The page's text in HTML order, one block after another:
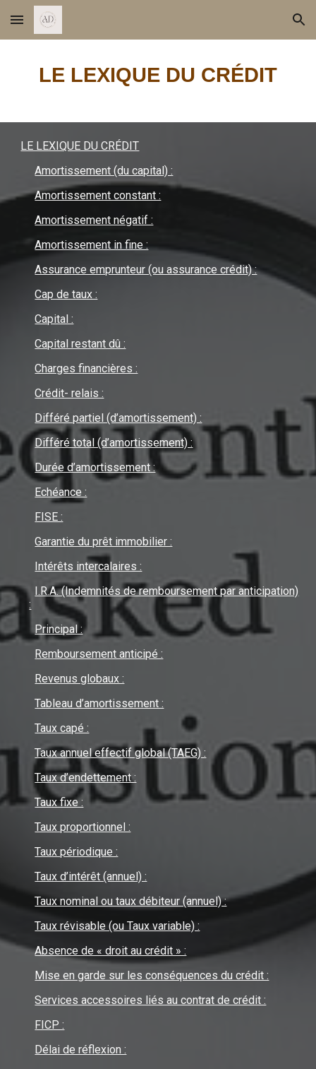
Skip to main content Skip to navigation
LE LEXIQUE DU CRÉDIT
LE LEXIQUE DU CRÉDIT
Amortissement (du capital) :
Amortissement constant :
Amortissement négatif :
Amortissement in fine :
Assurance emprunteur (ou assurance crédit) :
Cap de taux :
Capital :
Capital restant dû :
Charges financières :
Crédit- relais :
Différé partiel (d’amortissement) :
Différé total (d’amortissement) :
Durée d’amortissement :
Echéance :
FISE :
Garantie du prêt immobilier :
Intérêts intercalaires :
I.R.A. (Indemnités de remboursement par anticipation)
:
Principal :
Remboursement anticipé :
Revenus globaux :
Tableau d’amortissement :
Taux capé :
Taux annuel effectif global (TAEG) :
Taux d’endettement :
Taux fixe :
Taux proportionnel :
Taux périodique :
Taux d’intérêt (annuel) :
Taux nominal ou taux débiteur (annuel) :
Taux révisable (ou Taux variable) :
Absence de « droit au crédit » :
Mise en garde sur les conséquences du crédit :
Services accessoires liés au contrat de crédit :
FICP :
Délai de réflexion :